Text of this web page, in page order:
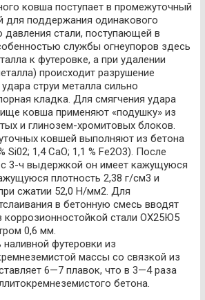
ковша поступает в промежуточный
для поддержания одинакового
давления стали, поступающей в
службы огнеупоров здесь
к футеровке, а при удалении
происходит разрушение
струи металла сильно
кладка. Для смягчения удара
ковша применяют «подушку» из
и глинозем-хромитовых блоков.
ковшей выполняют из бетона
Si02; 1,4 СаО; 1,1 % Fe2O3). После
с 3-ч выдержкой он имеет кажущуюся
плотность 2,38 г/см3 и
сжатии 52,0 Н/мм2. Для
в бетонную смесь вводят
коррозионностойкой стали ОХ25Ю5
0,6 мм.
футеровки из
массы со связкой из
6—7 плавок, что в 3—4 раза
бетона.